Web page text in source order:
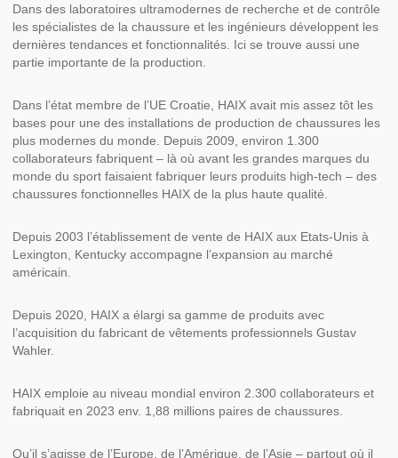
Dans des laboratoires ultramodernes de recherche et de contrôle
les spécialistes de la chaussure et les ingénieurs développent les
dernières tendances et fonctionnalités. Ici se trouve aussi une
partie importante de la production.
Dans l’état membre de l’UE Croatie, HAIX avait mis assez tôt les
bases pour une des installations de production de chaussures les
plus modernes du monde. Depuis 2009, environ 1.300
collaborateurs fabriquent – là où avant les grandes marques du
monde du sport faisaient fabriquer leurs produits high-tech – des
chaussures fonctionnelles HAIX de la plus haute qualité.
Depuis 2003 l’établissement de vente de HAIX aux Etats-Unis à
Lexington, Kentucky accompagne l’expansion au marché
américain.
Depuis 2020, HAIX a élargi sa gamme de produits avec
l’acquisition du fabricant de vêtements professionnels Gustav
Wahler.
HAIX emploie au niveau mondial environ 2.300 collaborateurs et
fabriquait en 2023 env. 1,88 millions paires de chaussures.
Qu’il s’agisse de l’Europe, de l’Amérique, de l’Asie – partout où il